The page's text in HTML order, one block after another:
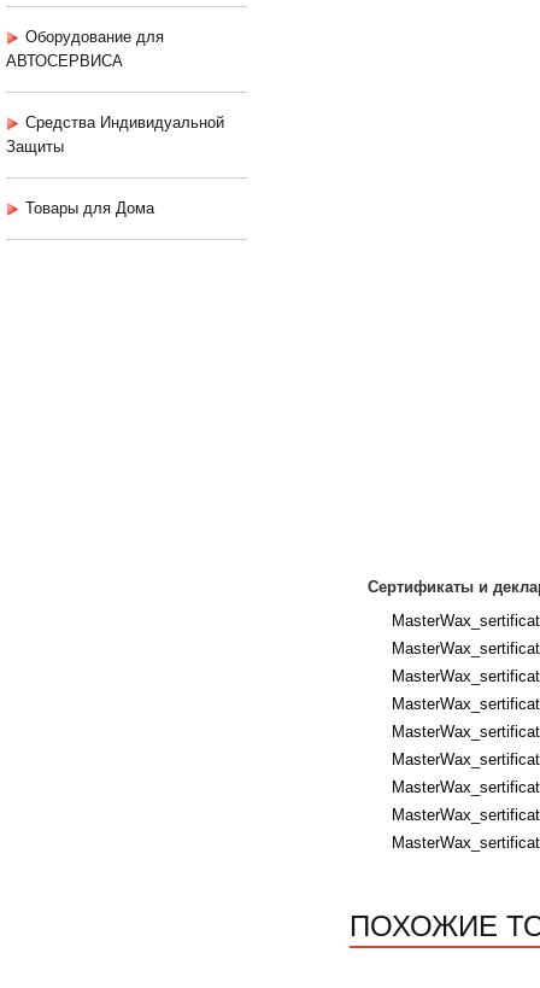
Оборудование для
АВТОСЕРВИСА
Средства Индивидуальной
Защиты
Товары для Дома
Сертификаты и
ПОХОЖИЕ